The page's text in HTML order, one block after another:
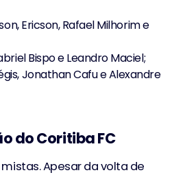
Ericson, Rafael Milhorim e
Bispo e Leandro Maciel;
Jonathan Cafu e Alexandre
do Coritiba FC
Apesar da volta de